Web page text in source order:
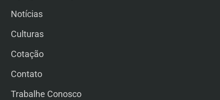
Notícias
Culturas
Cotação
Contato
Trabalhe Conosco